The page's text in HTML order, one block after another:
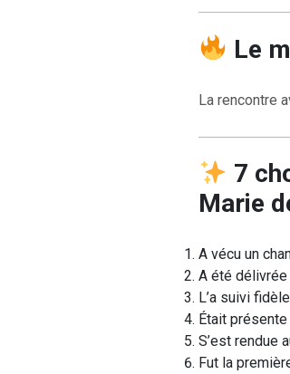
Le
La rencontre
7
Marie
A vécu un
A été
L’a suivi
Était
S’est rendue
Fut la
RETOUR À LA SOURCE DE LA VIE |